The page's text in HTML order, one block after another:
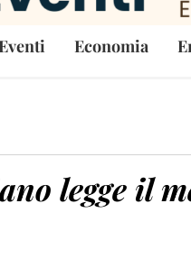
Economia
legge il